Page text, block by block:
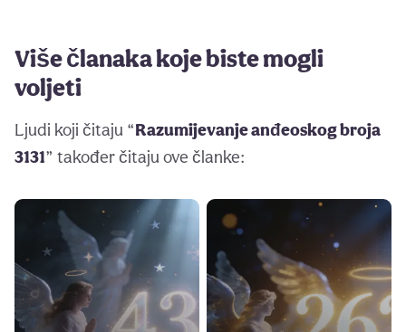
Više članaka koje biste mogli
voljeti
Ljudi koji čitaju “Razumijevanje anđeoskog broja
3131” također čitaju ove članke: